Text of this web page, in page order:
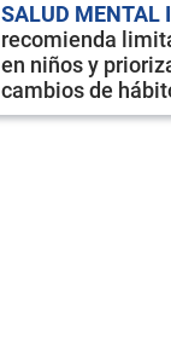
SALUD MENTAL
recomienda
en niños y
cambios de